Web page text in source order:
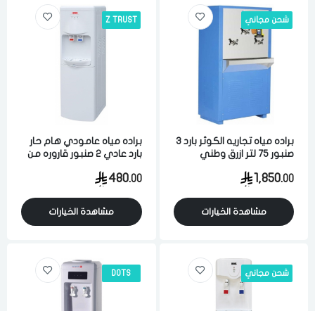
شحن مجاني
براده مياه تجاريه الكوثر بارد 3
صنبور 75 لتر ازرق وطني
1,850.00
مشاهدة الخيارات
Z TRUST
براده مياه عامودي هام حار
بارد عادي 2 صنبور قاروره من
480.00
مشاهدة الخيارات
شحن مجاني DOTS الدخول تسجيل
اختر المدينة